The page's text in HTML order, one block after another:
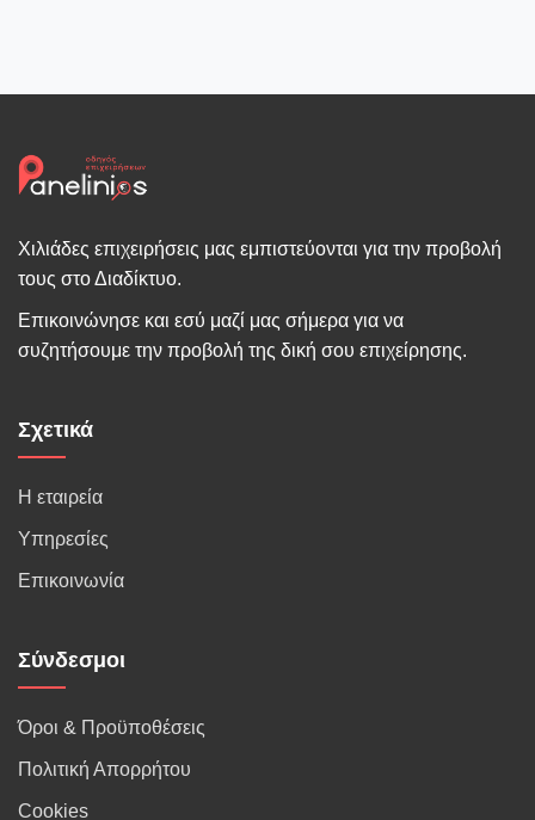
Χιλιάδες επιχειρήσεις μας εμπιστεύονται για την προβολή
τους στο Διαδίκτυο.
Επικοινώνησε και εσύ μαζί μας σήμερα για να
συζητήσουμε την προβολή της δική σου επιχείρησης.
Σχετικά
Η εταιρεία
Υπηρεσίες
Επικοινωνία
Σύνδεσμοι
Όροι & Προϋποθέσεις
Πολιτική Απορρήτου
Cookies